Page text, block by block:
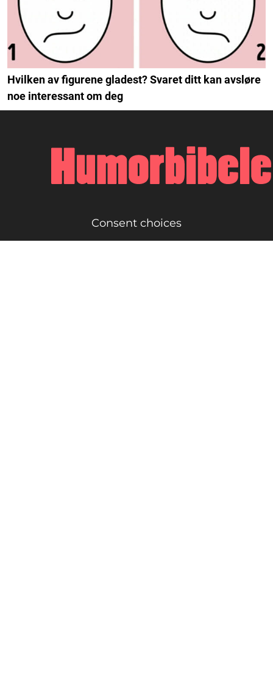
Hvilken av figurene gladest? Svaret ditt kan avsløre
noe interessant om deg
Consent choices